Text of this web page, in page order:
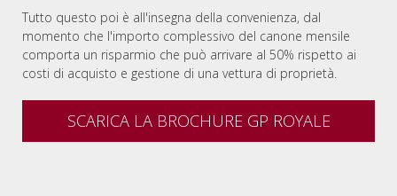
Tutto questo poi è all'insegna della convenienza, dal
momento che l'importo complessivo del canone mensile
comporta un risparmio che può arrivare al 50% rispetto ai
costi di acquisto e gestione di una vettura di proprietà.
SCARICA LA BROCHURE GP ROYALE